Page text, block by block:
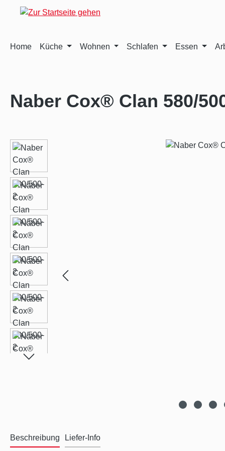
Hauptinhalt springen
Zur Suche springen
Zur Hauptnavigation springen
Home Küche Wohnen Schlafen Essen
Naber Cox® Clan 580/
Bildergalerie überspringen
Beschreibung Liefer-Info